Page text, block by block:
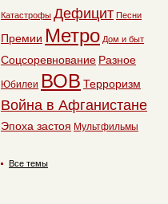
Катастрофы Дефицит Песни
Премии Метро Дом и быт
Соцсоревнование Разное
Юбилеи ВОВ Терроризм
Война в Афганистане
Эпоха застоя Мультфильмы
Все темы